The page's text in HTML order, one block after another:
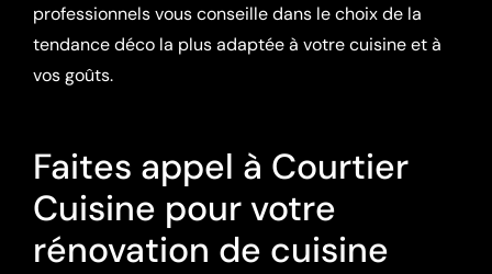
professionnels vous conseille dans le choix de la
tendance déco la plus adaptée à votre cuisine et à
vos goûts.
Faites appel à Courtier
Cuisine pour votre
rénovation de cuisine